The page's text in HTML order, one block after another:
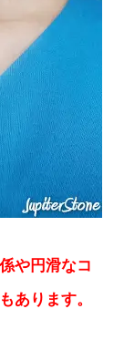
や円滑なコ
あります。